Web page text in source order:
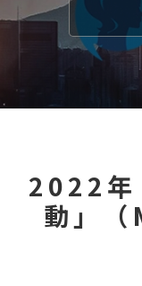
2022年
動」（